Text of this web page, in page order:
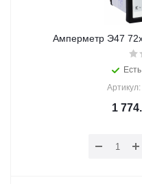
Амперметр Э47
1